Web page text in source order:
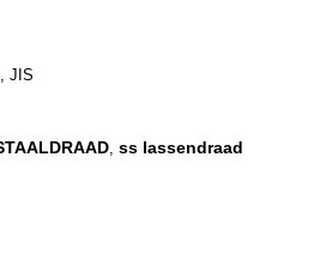
JIS
, ss lassendraad